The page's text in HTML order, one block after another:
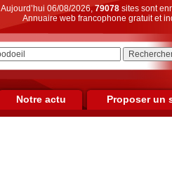
Aujourd’hui 06/08/2026,79078sites sont
Annuaire web francophone gratuit et
Notre actu Proposer un